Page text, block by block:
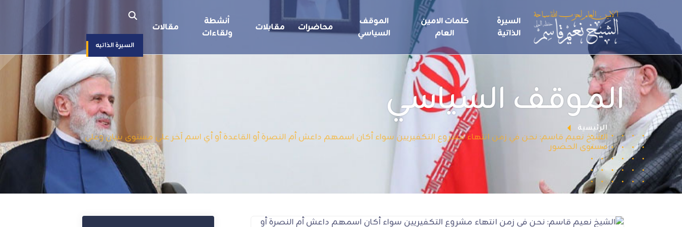
السيرة
الذاتية
كلمات الامين
العام
الموقف
السياسي
محاضرات مقابلات
أنشطة
ولقاءات
مقالات
السيرة الذاتيه
الموقف السياسي
الرئيسية
الشيخ نعيم قاسم: نحن في زمن انتهاء مشروع التكفيريين سواء أكان اسمهم داعش أم النصرة أو القاعدة أو أي اسم آخر على مستوى بنيان وعلى
مستوى الحضور